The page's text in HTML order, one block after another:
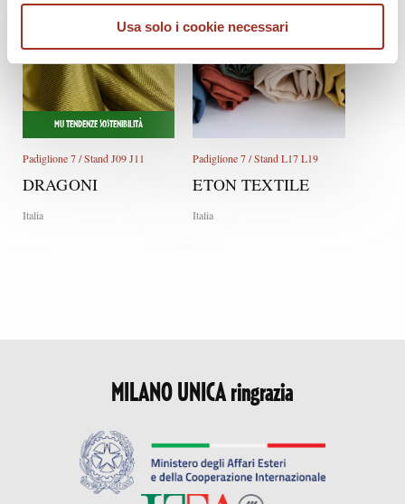
Usa solo i cookie necessari
MU TENDENZE SOSTENIBILITÀ
Padiglione 7 / Stand J09 J11
DRAGONI
Italia
Padiglione 7 / Stand L17 L19
ETON TEXTILE
Italia
MILANO UNICA ringrazia